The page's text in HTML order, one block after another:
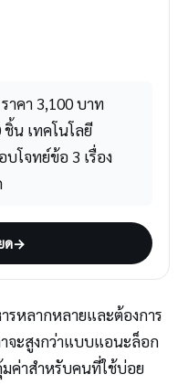
าคา 3,100 บาท
น เทคโนโลยี
โจทย์ข้อ 3 เรื่อง
ด→
หลากหลายและต้องการ
จะสูงกว่าแบบแอนะล็อก
มค่าสำหรับคนที่ใช้บ่อย